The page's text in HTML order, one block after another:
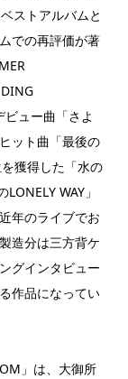
ストアルバムと
での再評価が著
ュー曲「さよ
ット曲「最後の
獲得した「水の
WAY」
年のライブでお
造分は三方背ケ
グインタビュー
作品になってい
」は、大御所